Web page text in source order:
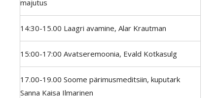
majutus
14:30-15.00 Laagri avamine, Alar Krautman
15:00-17:00 Avatseremoonia, Evald Kotkasulg
17.00-19.00 Soome pärimusmeditsiin, kuputark
Sanna Kaisa Ilmarinen